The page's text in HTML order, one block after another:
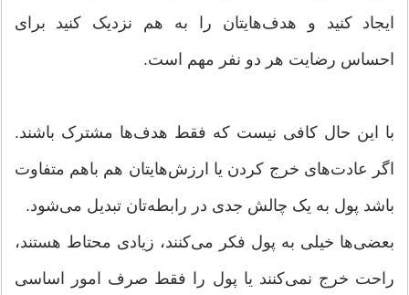
ایجاد کنید و هدف‌هایتان را به هم نزدیک کنید برای
احساس رضایت هر دو نفر مهم است.
با این حال کافی نیست که فقط هدف‌ها مشترک باشند.
اگر عادت‌های خرج کردن یا ارزش‌هایتان هم باهم متفاوت
باشد پول به یک چالش جدی در رابطه‌تان تبدیل می‌شود.
بعضی‌ها خیلی به پول فکر می‌کنند، زیادی محتاط هستند،
راحت خرج نمی‌کنند یا پول را فقط صرف امور اساسی